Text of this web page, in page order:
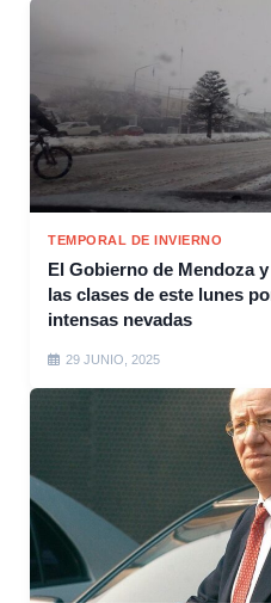
TEMPORAL DE INVIERNO
El Gobierno de Mendoza
las clases de este lunes
intensas nevadas
29 JUNIO, 2025